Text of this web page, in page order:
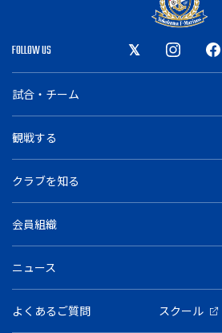
FOLLOW US
試合・チーム
観戦する
クラブを知る
会員組織
ニュース
よくあるご質問 スクール